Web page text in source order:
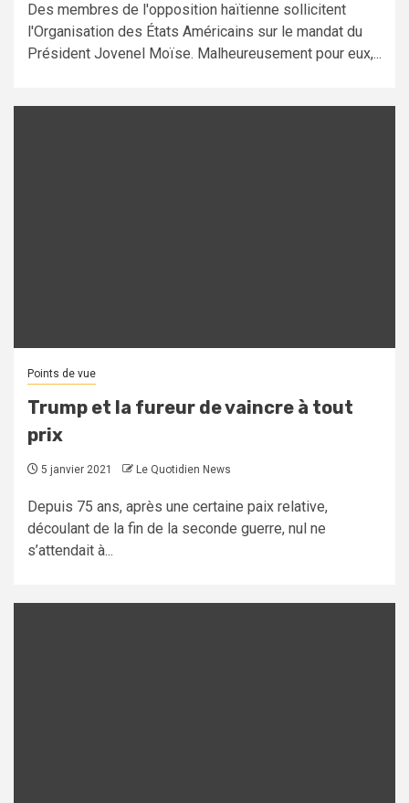
Des membres de l'opposition haïtienne sollicitent
l'Organisation des États Américains sur le mandat du
Président Jovenel Moïse. Malheureusement pour eux,...
Points de vue
Trump et la fureur de vaincre à tout
prix
5 janvier 2021 Le Quotidien News
Depuis 75 ans, après une certaine paix relative,
découlant de la fin de la seconde guerre, nul ne
s’attendait à...